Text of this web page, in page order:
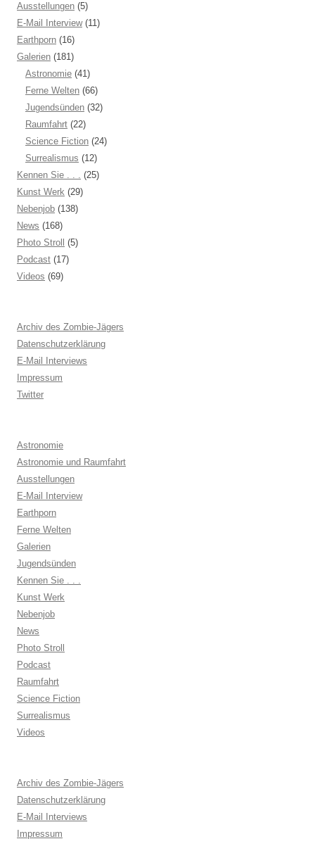
Ausstellungen (5)
E-Mail Interview(11)
Earthporn (16)
Galerien (181)
Astronomie (41)
Ferne Welten (66)
Jugendsünden (32)
Raumfahrt (22)
Science Fiction (24)
Surrealismus (12)
Kennen Sie . . . (25)
Kunst Werk (29)
Nebenjob (138)
News (168)
Photo Stroll
(5)
Podcast (17)
Videos (69)
Archiv des Zombie-Jägers
Datenschutzerklärung
E-Mail Interviews
Impressum
Twitter
Astronomie
Astronomie und Raumfahrt
Ausstellungen
E-Mail Interview
Earthporn
Ferne Welten
Galerien
Jugendsünden
Kennen Sie . . .
Kunst Werk
Nebenjob
News
Photo Stroll
Podcast
Raumfahrt
Science Fiction
Surrealismus
Videos
Archiv des Zombie-Jägers
Datenschutzerklärung
E-Mail Interviews
Impressum